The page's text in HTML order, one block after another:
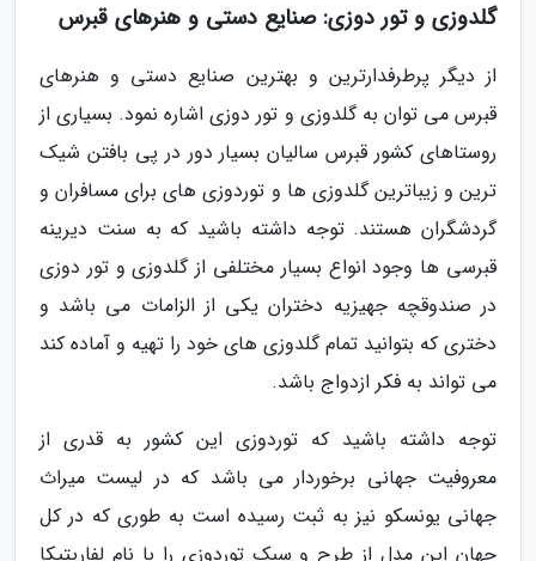
گلدوزی و تور دوزی: صنایع دستی و هنرهای قبرس
از دیگر پرطرفدارترین و بهترین صنایع دستی و هنرهای
قبرس می توان به گلدوزی و تور دوزی اشاره نمود. بسیاری از
روستاهای کشور قبرس سالیان بسیار دور در پی بافتن شیک
ترین و زیباترین گلدوزی ها و توردوزی های برای مسافران و
گردشگران هستند. توجه داشته باشید که به سنت دیرینه
قبرسی ها وجود انواع بسیار مختلفی از گلدوزی و تور دوزی
در صندوقچه جهیزیه دختران یکی از الزامات می باشد و
دختری که بتوانید تمام گلدوزی های خود را تهیه و آماده کند
می تواند به فکر ازدواج باشد.
توجه داشته باشید که توردوزی این کشور به قدری از
معروفیت جهانی برخوردار می باشد که در لیست میراث
جهانی یونسکو نیز به ثبت رسیده است به طوری که در کل
جهان این مدل از طرح و سبک توردوزی را با نام لفاریتیکا